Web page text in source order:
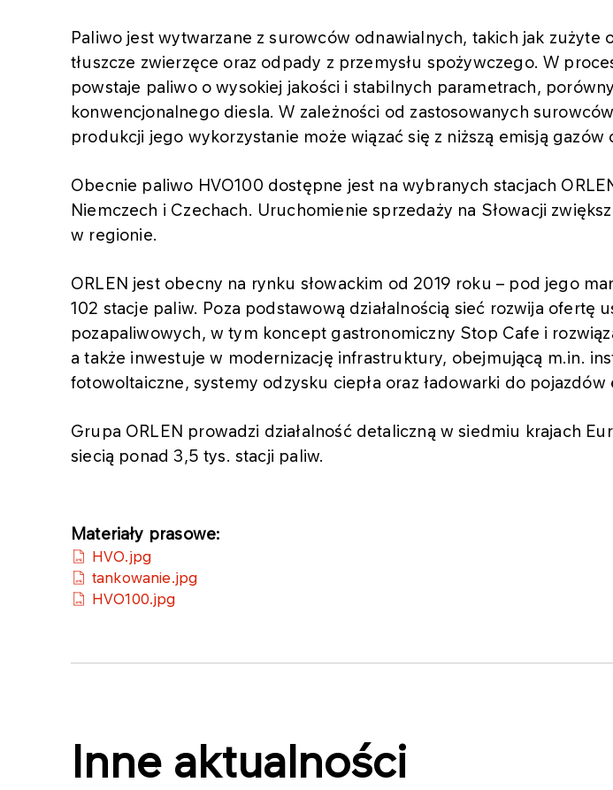
Paliwo jest wytwarzane z surowców odnawialnych, takich jak zużyte
tłuszcze zwierzęce oraz odpady z przemysłu spożywczego. W
powstaje paliwo o wysokiej jakości i stabilnych parametrach,
konwencjonalnego diesla. W zależności od zastosowanych
produkcji jego wykorzystanie może wiązać się z niższą emisją gazów
Obecnie paliwo HVO100 dostępne jest na wybranych stacjach
Niemczech i Czechach. Uruchomienie sprzedaży na Słowacji
w regionie.
ORLEN jest obecny na rynku słowackim od 2019 roku – pod jego
102 stacje paliw. Poza podstawową działalnością sieć rozwija ofertę
pozapaliwowych, w tym koncept gastronomiczny Stop Cafe i
a także inwestuje w modernizację infrastruktury, obejmującą m.in.
fotowoltaiczne, systemy odzysku ciepła oraz ładowarki do pojazdów
Grupa ORLEN prowadzi działalność detaliczną w siedmiu krajach
siecią ponad 3,5 tys. stacji paliw.
Materiały prasowe:
HVO.jpg
tankowanie.jpg
HVO100.jpg
Inne aktualności